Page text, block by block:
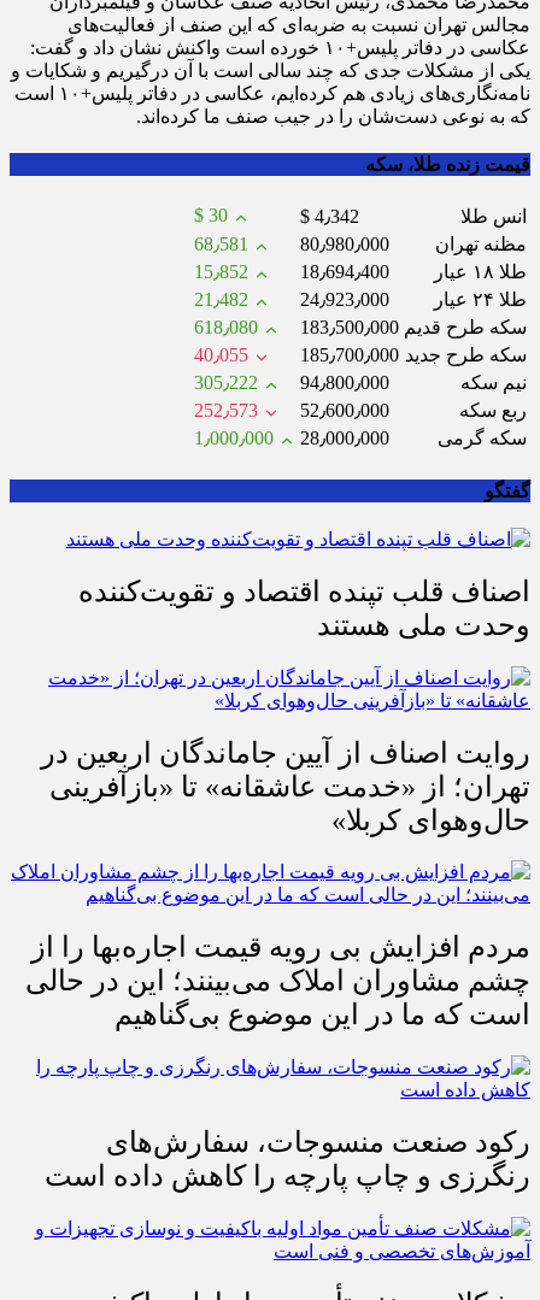
مجالس تهران نسبت به ضربه‌ای که این صنف از فعالیت‌های
عکاسی در دفاتر پلیس+۱۰ خورده است واکنش نشان داد و گفت:
یکی از مشکلات جدی که چند سالی است با آن درگیریم و شکایات و
نامه‌نگاری‌های زیادی هم کرده‌ایم، عکاسی در دفاتر پلیس+۱۰ است
که به نوعی دست‌شان را در جیب صنف ما کرده‌اند.
قیمت زنده طلا، سکه
انس طلا $ 4٫342
$ 30
مظنه تهران
80٫980٫000
68٫581
طلا ۱۸ عیار
18٫694٫400
15٫852
طلا ۲۴ عیار
24٫923٫000
21٫482
سکه طرح قدیم 183٫500٫000
618٫080
سکه طرح جدید 185٫700٫000
40٫055
نیم سکه
94٫800٫000
305٫222
ربع سکه
52٫600٫000
252٫573
سکه گرمی
28٫000٫000 1٫000٫000
گفتگو
اصناف قلب تپنده اقتصاد و تقویت‌کننده
وحدت ملی هستند
روایت اصناف از آیین جاماندگان اربعین در
تهران؛ از «خدمت عاشقانه» تا «بازآفرینی
حال‌وهوای کربلا»
مردم افزایش بی رویه قیمت اجاره‌بها را از
چشم مشاوران املاک می‌بینند؛ این در حالی
است که ما در این موضوع بی‌گناهیم
رکود صنعت منسوجات، سفارش‌های
رنگرزی و چاپ پارچه را کاهش داده است